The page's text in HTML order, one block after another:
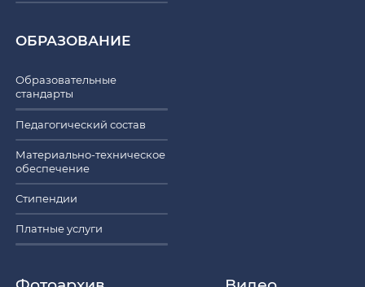
ОБРАЗОВАНИЕ
Образовательные
стандарты
Педагогический состав
Материально-техническое
обеспечение
Стипендии
Платные услуги